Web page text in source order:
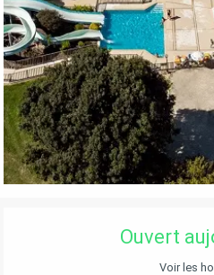
OUVERTURE ET
Ouvert
Voir les